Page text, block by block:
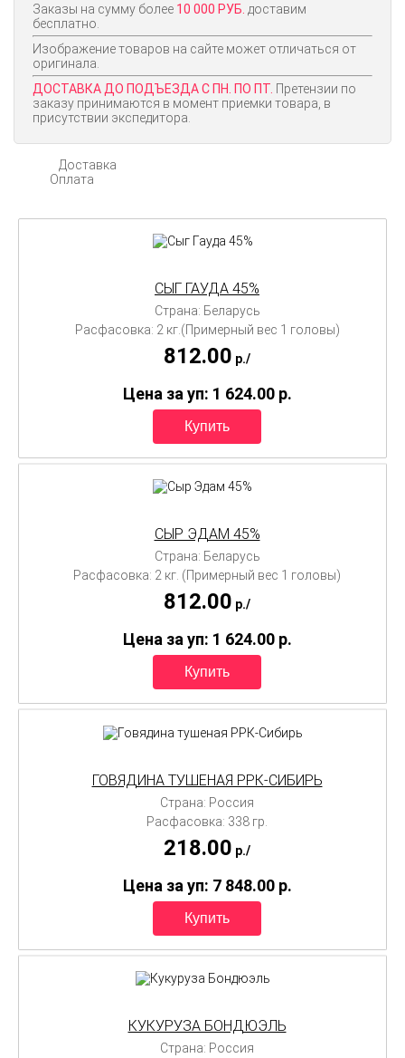
Заказы на сумму более 10 000 РУБ. доставим
бесплатно.
Изображение товаров на сайте может отличаться от
оригинала.
ДОСТАВКА ДО ПОДЪЕЗДА С ПН. ПО ПТ. Претензии по
заказу принимаются в момент приемки товара, в
присутствии экспедитора.
Доставка
Оплата
СЫГ ГАУДА 45%
Страна: Беларусь
Расфасовка: 2 кг.(Примерный вес 1 головы)
812.00 p./
Цена за уп: 1 624.00 p.
СЫР ЭДАМ 45%
Страна: Беларусь
Расфасовка: 2 кг. (Примерный вес 1 головы)
812.00 p./
Цена за уп: 1 624.00 p.
ГОВЯДИНА ТУШЕНАЯ РРК-СИБИРЬ
Страна: Россия
Расфасовка: 338 гр.
218.00 p./
Цена за уп: 7 848.00 p.
КУКУРУЗА БОНДЮЭЛЬ
Страна: Россия